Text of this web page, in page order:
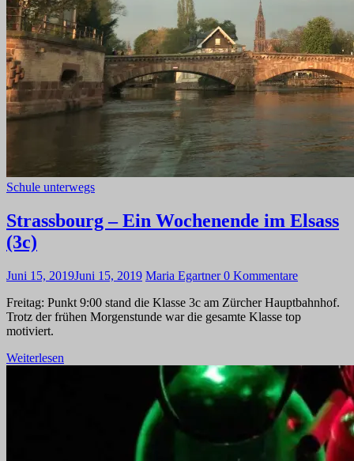
Schule unterwegs
Strassbourg – Ein Wochenende im Elsass
(3c)
Juni 15, 2019Juni 15, 2019 Maria Egartner0 Kommentare
Freitag: Punkt 9:00 stand die Klasse 3c am Zürcher Hauptbahnhof.
Trotz der frühen Morgenstunde war die gesamte Klasse top
motiviert.
Weiterlesen